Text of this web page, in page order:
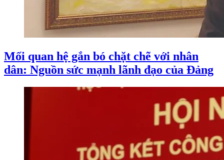
Mối quan hệ gắn bó chặt chẽ với nhân
dân: Nguồn sức mạnh lãnh đạo của Đảng